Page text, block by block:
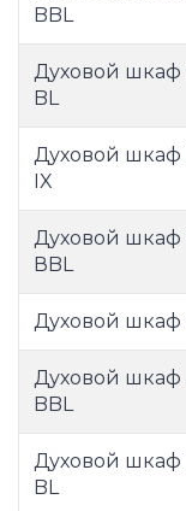
BBL
Духовой шкаф
BL
Духовой шкаф
IX
Духовой шкаф
ВBL
Духовой шкаф
Духовой шкаф
BBL
Духовой шкаф
BL